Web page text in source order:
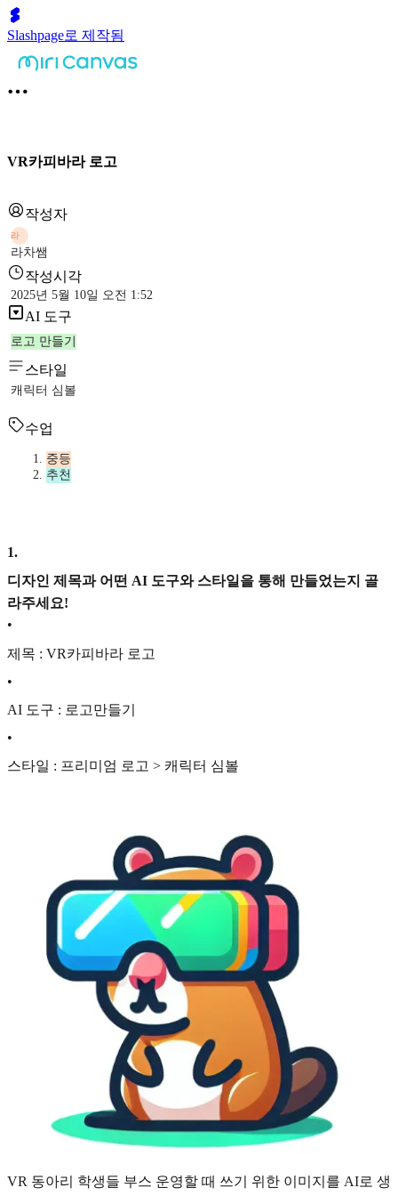
Slashpage로 제작됨
VR카피바라 로고
작성자
라
라차쌤
작성시각
2025년 5월 10일 오전 1:52
AI 도구
로고 만들기
스타일
캐릭터 심볼
수업
중등
추천
1.
디자인 제목과 어떤 AI 도구와 스타일을 통해 만들었는지 골
라주세요!
•
제목 : VR카피바라 로고
•
AI 도구 : 로고만들기
•
스타일 : 프리미엄 로고 > 캐릭터 심볼
VR 동아리 학생들 부스 운영할 때 쓰기 위한 이미지를 AI로 생